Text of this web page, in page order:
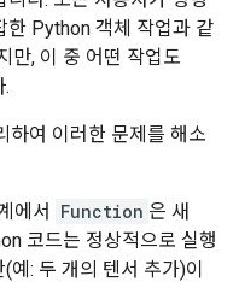
한 Python 객체 작업과 같
만, 이 중 어떤 작업도
.
하여 이러한 문제를 해소
에서 Function 은 새
코드는 정상적으로 실행
: 두 개의 텐서 추가)이